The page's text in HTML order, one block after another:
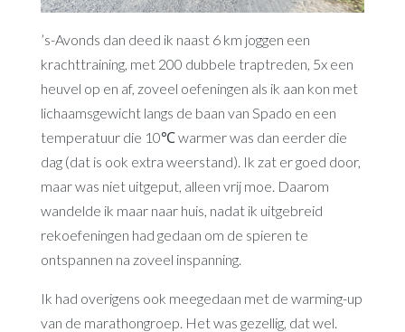
’s-Avonds dan deed ik naast 6 km joggen een
krachttraining, met 200 dubbele traptreden, 5x een
heuvel op en af, zoveel oefeningen als ik aan kon met
lichaamsgewicht langs de baan van Spado en een
temperatuur die 10℃ warmer was dan eerder die
dag (dat is ook extra weerstand). Ik zat er goed door,
maar was niet uitgeput, alleen vrij moe. Daarom
wandelde ik maar naar huis, nadat ik uitgebreid
rekoefeningen had gedaan om de spieren te
ontspannen na zoveel inspanning.
Ik had overigens ook meegedaan met de warming-up
van de marathongroep. Het was gezellig, dat wel.